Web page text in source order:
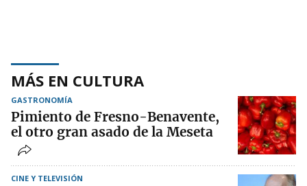
MÁS EN CULTURA
GASTRONOMÍA
Pimiento de Fresno-Benavente,
el otro gran asado de la Meseta
CINE Y TELEVISIÓN